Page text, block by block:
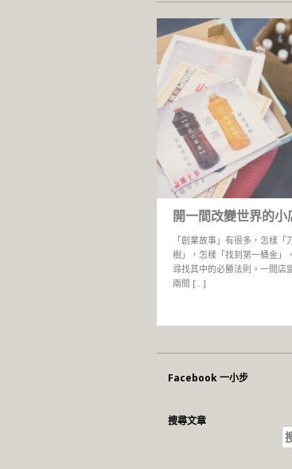
開一間改變世界的小
「創業故事」有很多，怎樣「
樹」，怎樣「找到第一桶金」
尋找其中的必勝法則。一間店
兩間 […]
Facebook 一小步
搜尋文章
搜
尋